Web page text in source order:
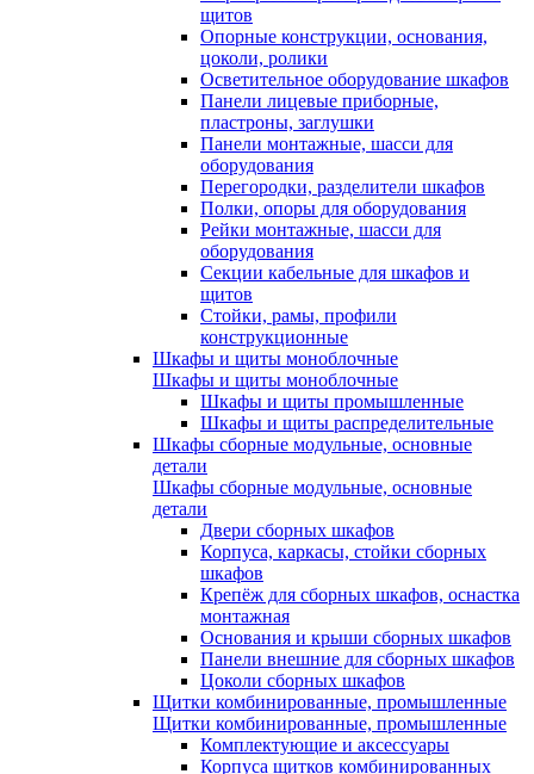
щитов
Опорные конструкции, основания,
цоколи, ролики
Осветительное оборудование шкафов
Панели лицевые приборные,
пластроны, заглушки
Панели монтажные, шасси для
оборудования
Перегородки, разделители шкафов
Полки, опоры для оборудования
Рейки монтажные, шасси для
оборудования
Секции кабельные для шкафов и
щитов
Стойки, рамы, профили
конструкционные
Шкафы и щиты моноблочные
Шкафы и щиты моноблочные
Шкафы и щиты промышленные
Шкафы и щиты распределительные
Шкафы сборные модульные, основные
детали
Шкафы сборные модульные, основные
детали
Двери сборных шкафов
Корпуса, каркасы, стойки сборных
шкафов
Крепёж для сборных шкафов, оснастка
монтажная
Основания и крыши сборных шкафов
Панели внешние для сборных шкафов
Цоколи сборных шкафов
Щитки комбинированные, промышленные
Щитки комбинированные, промышленные
Комплектующие и аксессуары
Корпуса щитков комбинированных